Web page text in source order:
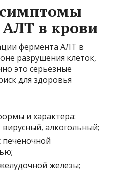
в крови
фермента АЛТ в
разрушения клеток,
это серьезные
для здоровья
и характера:
алкогольный;
печеночной
железы;